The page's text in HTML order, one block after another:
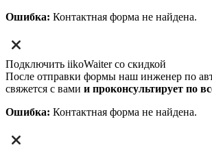
Ошибка: Контактная форма не найдена.
Подключить iikoWaiter со скидкой
После отправки формы наш инженер по
свяжется с вами и проконсультирует по
Ошибка: Контактная форма не найдена.